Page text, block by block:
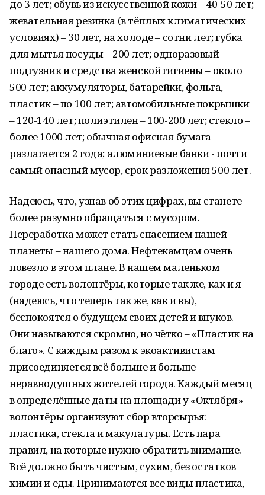
до 3 лет; обувь из искусственной кожи – 40-50 лет;
жевательная резинка (в тёплых климатических
условиях) – 30 лет, на холоде – сотни лет; губка
для мытья посуды – 200 лет; одноразовый
подгузник и средства женской гигиены – около
500 лет; аккумуляторы, батарейки, фольга,
пластик – по 100 лет; автомобильные покрышки
– 120-140 лет; полиэтилен – 100-200 лет; стекло –
более 1000 лет; обычная офисная бумага
разлагается 2 года; алюминиевые банки - почти
самый опасный мусор, срок разложения 500 лет.
Надеюсь, что, узнав об этих цифрах, вы станете
более разумно обращаться с мусором.
Переработка может стать спасением нашей
планеты – нашего дома. Нефтекамцам очень
повезло в этом плане. В нашем маленьком
городе есть волонтёры, которые так же, как и я
(надеюсь, что теперь так же, как и вы),
беспокоятся о будущем своих детей и внуков.
Они называются скромно, но чётко – «Пластик на
благо». С каждым разом к экоактивистам
присоединяется всё больше и больше
неравнодушных жителей города. Каждый месяц
в определённые даты на площади у «Октября»
волонтёры организуют сбор вторсырья:
пластика, стекла и макулатуры. Есть пара
правил, на которые нужно обратить внимание.
Всё должно быть чистым, сухим, без остатков
химии и еды. Принимаются все виды пластика,